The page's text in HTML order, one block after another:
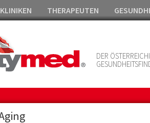
KLINIKEN THERAPEUTEN
DER